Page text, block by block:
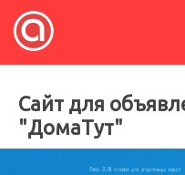
Сайт для
"ДомаТут"